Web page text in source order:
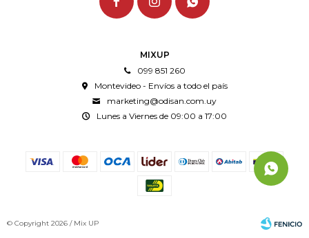
MIXUP
099 851 260
Montevideo - Envíos a todo el país
marketing@odisan.com.uy
Lunes a Viernes de 09:00 a 17:00
© Copyright 2026 / Mix UP